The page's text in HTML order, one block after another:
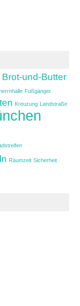
Brot-und-Butter
Fußgänger
Kreuzung Landstraße
Räumzeit Sicherheit